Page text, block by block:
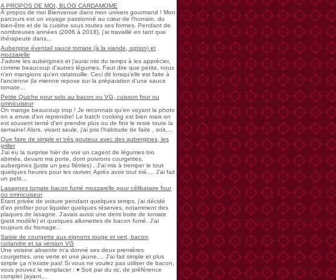
A PROPOS DE MOI, BLOG CARDAMOME
À propos de moi Bienvenue dans mon univers gourmand ! Mon
parcours est un voyage passionné au cœur de l'humain, du
bien-être et de la cuisine sous toutes ses formes. Pendant de
nombreuses années (2006 à 2018), j'ai travaillé en tant que
thérapeute dans...
Aubergine éventail sauce tomate (à la viande, option) et
mozzarelle
J'adore les aubergines et j'aurai mis du temps à les apprécier,
comme beaucoup d'autres légumes. Faut dire que petite, nous
n'en mangions qu'en ratatouille. Ceci dit lorsqu'elle est faite à
l'ancienne (la mienne repose sur la préparation d'une sauce
tomate...
Petite Quiche pour solo au bacon ou VG, cuisson four ou
omnicuiseur
On mange beaucoup trop ! Je reconnais qu'en voyant la photo
on a envie d'en reprendre! Le batch cooking est bien mais on
est souvent tenté d'en prendre plus ou de finir le reste toute la
semaine! Alors, vivant seule, j'ai pris l'habitude de faire , soit,...
Que faire de simple et très gouteux avec des aubergines, les
griller
J'ai eu la surprise hier de voir un cageot de légumes bio
abimés, devant ma porte, dont poivrons courgettes,
aubergines (juste un peu flétries) . J'ai mis à tremper le tout
quelques heures pour les raviver. Après avoir tout trié.... J'ai fait
un petit...
Lasagnes tomate bacon fumé mozzarelle pour célibataire four
ou omnicuiseur
Etant privée de voiture pendant quelques temps, j'ai décidé
d'en profiter pour liquider quelques réserves, notamment des
plaques de lasagne. J'avais aussi une demi boite de tomate
(petit modèle) et quelques allumettes de bacon fumé. J'ai
toujours du fromage...
Saisie de courgette aux oignons rouge et vert, bacon,
coriandre et sa version VG
Une voisine absente m'a donné ses deux premières
courgettes, une verte et une jaune.... J'ai fait simple et plus
simple ça n'existe pas! Si vous ne voulez pas utiliser de bacon,
vous pouvez le remplacer : ♦ Soit par du riz, de préférence
complet (ayant...